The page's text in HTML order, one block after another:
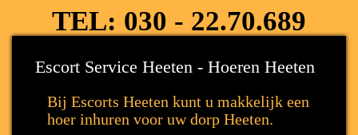
TEL: 030 - 22.70.689
Escort Service Heeten - Hoeren Heeten
Bij Escorts Heeten kunt u makkelijk een
hoer inhuren voor uw dorp Heeten.